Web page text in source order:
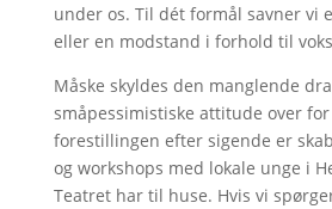
under os. Til dét formål savner vi
eller en modstand i forhold til
Måske skyldes den manglende
småpessimistiske attitude over
forestillingen efter sigende er
og workshops med lokale unge i
Teatret har til huse. Hvis vi